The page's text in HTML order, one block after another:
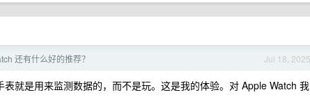
Jul 18, 2025
还有什么好的推荐？
就是用来监测数据的，而不是玩。这是我的体验。对 Apple Watch 我